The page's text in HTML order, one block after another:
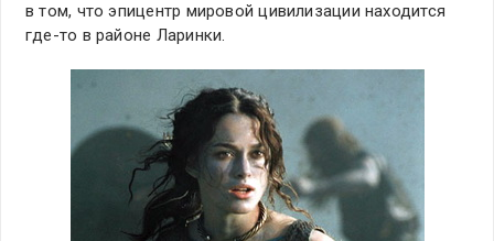
в том, что эпицентр мировой цивилизации находится
где-то в районе Ларинки.